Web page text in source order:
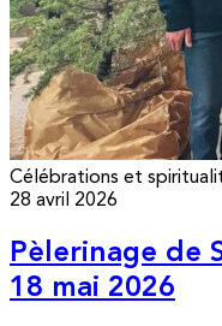
Célébrations et
28 avril 2026
Pèlerinage de
18 mai 2026